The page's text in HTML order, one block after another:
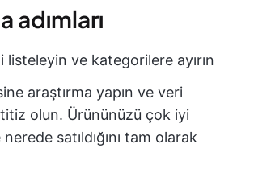
adımları
listeleyin ve kategorilere ayırın
araştırma yapın ve veri
olun. Ürününüzü çok iyi
nerede satıldığını tam olarak